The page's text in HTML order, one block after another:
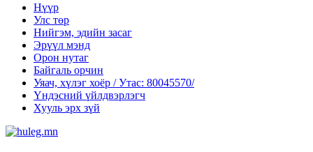
Нүүр
Улс төр
Нийгэм, эдийн засаг
Эрүүл мэнд
Орон нутаг
Байгаль орчин
Уяач, хүлэг хоёр / Утас: 80045570/
Үндэсний үйлдвэрлэгч
Хууль эрх зүй